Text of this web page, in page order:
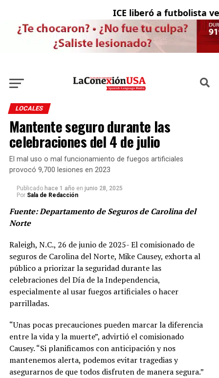
ICE liberó a futbolista
LOCALES
Mantente seguro durante las
celebraciones del 4 de julio
El mal uso o mal funcionamiento de fuegos artificiales
provocó 9,700 lesiones en 2023
Publicado hace 1 año en junio 28, 2025
Por Sala de Redacción
Fuente: Departamento de Seguros de Carolina del
Norte
Raleigh, N.C., 26 de junio de 2025- El comisionado de
seguros de Carolina del Norte, Mike Causey, exhorta al
público a priorizar la seguridad durante las
celebraciones del Día de la Independencia,
especialmente al usar fuegos artificiales o hacer
parrilladas.
“Unas pocas precauciones pueden marcar la diferencia
entre la vida y la muerte”, advirtió el comisionado
Causey. “Si planificamos con anticipación y nos
mantenemos alerta, podemos evitar tragedias y
asegurarnos de que todos disfruten de manera segura.”